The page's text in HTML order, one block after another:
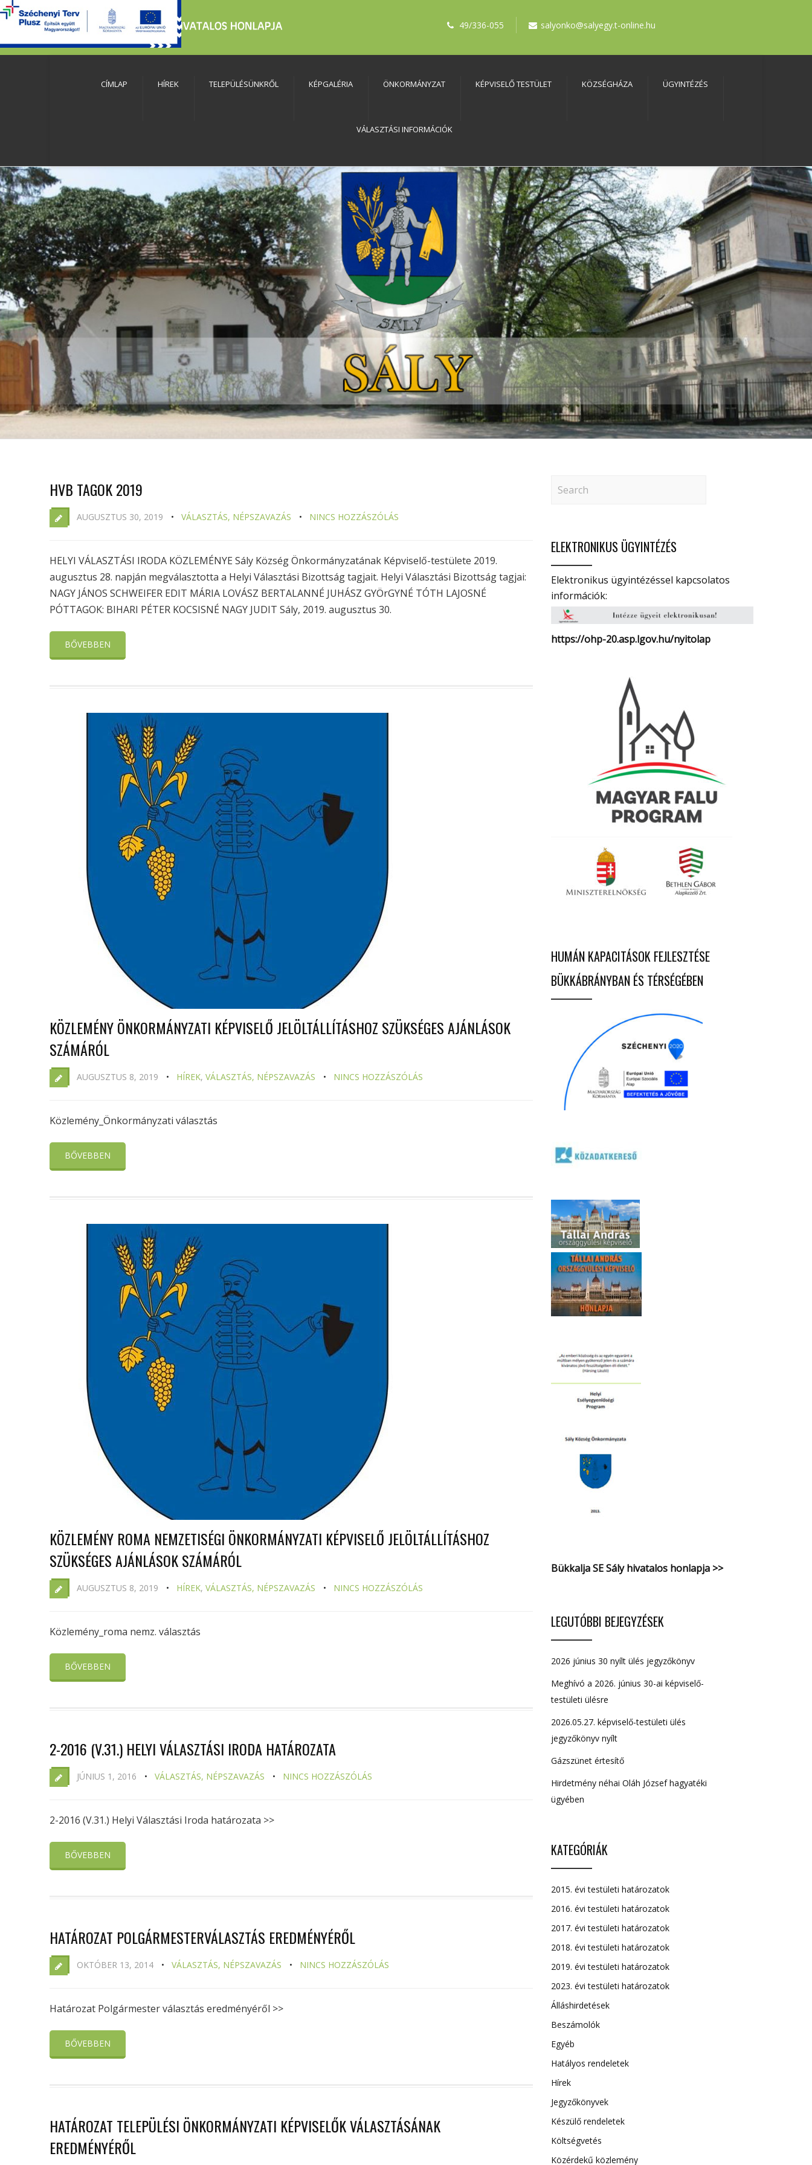
49/336-055 salyonko@salyegy.t-online.hu
CÍMLAP HÍREK TELEPÜLÉSÜNKRŐL KÉPGALÉRIA ÖNKORMÁNYZAT KÉPVISELŐ TESTÜLET KÖZSÉGHÁZA ÜGYINTÉZÉS
VÁLASZTÁSI INFORMÁCIÓK
HVB TAGOK 2019
AUGUSZTUS 30, 2019 VÁLASZTÁS, NÉPSZAVAZÁS NINCS HOZZÁSZÓLÁS
HELYI VÁLASZTÁSI IRODA KÖZLEMÉNYE Sály Község Önkormányzatának Képviselő-testülete 2019.
augusztus 28. napján megválasztotta a Helyi Választási Bizottság tagjait. Helyi Választási Bizottság tagjai:
NAGY JÁNOS SCHWEIFER EDIT MÁRIA LOVÁSZ BERTALANNÉ JUHÁSZ GYÖrGYNÉ TÓTH LAJOSNÉ
PÓTTAGOK: BIHARI PÉTER KOCSISNÉ NAGY JUDIT Sály, 2019. augusztus 30.
BŐVEBBEN
KÖZLEMÉNY ÖNKORMÁNYZATI KÉPVISELŐ JELÖLTÁLLÍTÁSHOZ SZÜKSÉGES AJÁNLÁSOK
SZÁMÁRÓL
AUGUSZTUS 8, 2019 HÍREK, VÁLASZTÁS, NÉPSZAVAZÁS NINCS HOZZÁSZÓLÁS
Közlemény_Önkormányzati választás
BŐVEBBEN
KÖZLEMÉNY ROMA NEMZETISÉGI ÖNKORMÁNYZATI KÉPVISELŐ JELÖLTÁLLÍTÁSHOZ
SZÜKSÉGES AJÁNLÁSOK SZÁMÁRÓL
AUGUSZTUS 8, 2019 HÍREK, VÁLASZTÁS, NÉPSZAVAZÁS NINCS HOZZÁSZÓLÁS
Közlemény_roma nemz. választás
BŐVEBBEN
2-2016 (V.31.) HELYI VÁLASZTÁSI IRODA HATÁROZATA
JÚNIUS 1, 2016 VÁLASZTÁS, NÉPSZAVAZÁS NINCS HOZZÁSZÓLÁS
2-2016 (V.31.) Helyi Választási Iroda határozata >>
BŐVEBBEN
HATÁROZAT POLGÁRMESTERVÁLASZTÁS EREDMÉNYÉRŐL
OKTÓBER 13, 2014 VÁLASZTÁS, NÉPSZAVAZÁS NINCS HOZZÁSZÓLÁS
Határozat Polgármester választás eredményéről >>
BŐVEBBEN
HATÁROZAT TELEPÜLÉSI ÖNKORMÁNYZATI KÉPVISELŐK VÁLASZTÁSÁNAK
EREDMÉNYÉRŐL
ELEKTRONIKUS ÜGYINTÉZÉS
Elektronikus ügyintézéssel kapcsolatos
információk:
https://ohp-20.asp.lgov.hu/nyitolap
HUMÁN KAPACITÁSOK FEJLESZTÉSE
BÜKKÁBRÁNYBAN ÉS TÉRSÉGÉBEN
Bükkalja SE Sály hivatalos honlapja >>
LEGUTÓBBI BEJEGYZÉSEK
2026 június 30 nyílt ülés jegyzőkönyv
Meghívó a 2026. június 30-ai képviselő-
testületi ülésre
2026.05.27. képviselő-testületi ülés
jegyzőkönyv nyílt
Gázszünet értesítő
Hirdetmény néhai Oláh József hagyatéki
ügyében
KATEGÓRIÁK
2015. évi testületi határozatok
2016. évi testületi határozatok
2017. évi testületi határozatok
2018. évi testületi határozatok
2019. évi testületi határozatok
2023. évi testületi határozatok
Álláshirdetések
Beszámolók
Egyéb
Hatályos rendeletek
Hírek
Jegyzőkönyvek
Készülő rendeletek
Költségvetés
Közérdekű közlemény